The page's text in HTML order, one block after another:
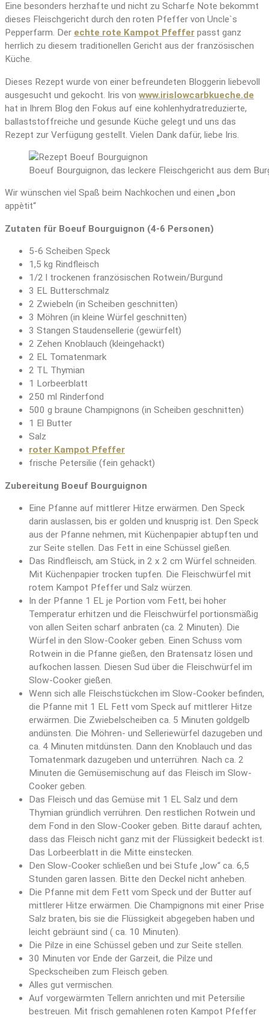
Eine besonders herzhafte und nicht zu Scharfe Note bekommt
dieses Fleischgericht durch den roten Pfeffer von Uncle`s
Pepperfarm. Der echte rote Kampot Pfeffer passt ganz
herrlich zu diesem traditionellen Gericht aus der französischen
Küche.
Dieses Rezept wurde von einer befreundeten Bloggerin liebevoll
ausgesucht und gekocht. Iris von www.irislowcarbkueche.de
hat in Ihrem Blog den Fokus auf eine kohlenhydratreduzierte,
ballaststoffreiche und gesunde Küche gelegt und uns das
Rezept zur Verfügung gestellt. Vielen Dank dafür, liebe Iris.
Boeuf Bourguignon, das leckere Fleischgericht aus dem
Wir wünschen viel Spaß beim Nachkochen und einen „bon
appètit“
Zutaten für Boeuf Bourguignon (4-6 Personen)
5-6 Scheiben Speck
1,5 kg Rindfleisch
1/2 l trockenen französischen Rotwein/Burgund
3 EL Butterschmalz
2 Zwiebeln (in Scheiben geschnitten)
3 Möhren (in kleine Würfel geschnitten)
3 Stangen Staudensellerie (gewürfelt)
2 Zehen Knoblauch (kleingehackt)
2 EL Tomatenmark
2 TL Thymian
1 Lorbeerblatt
250 ml Rinderfond
500 g braune Champignons (in Scheiben geschnitten)
1 El Butter
Salz
roter Kampot Pfeffer
frische Petersilie (fein gehackt)
Zubereitung Boeuf Bourguignon
Eine Pfanne auf mittlerer Hitze erwärmen. Den Speck
darin auslassen, bis er golden und knusprig ist. Den Speck
aus der Pfanne nehmen, mit Küchenpapier abtupften und
zur Seite stellen. Das Fett in eine Schüssel gießen.
Das Rindfleisch, am Stück, in 2 x 2 cm Würfel schneiden.
Mit Küchenpapier trocken tupfen. Die Fleischwürfel mit
rotem Kampot Pfeffer und Salz würzen.
In der Pfanne 1 EL je Portion vom Fett, bei hoher
Temperatur erhitzen und die Fleischwürfel portionsmäßig
von allen Seiten scharf anbraten (ca. 2 Minuten). Die
Würfel in den Slow-Cooker geben. Einen Schuss vom
Rotwein in die Pfanne gießen, den Bratensatz lösen und
aufkochen lassen. Diesen Sud über die Fleischwürfel im
Slow-Cooker gießen.
Wenn sich alle Fleischstückchen im Slow-Cooker befinden,
die Pfanne mit 1 EL Fett vom Speck auf mittlerer Hitze
erwärmen. Die Zwiebelscheiben ca. 5 Minuten goldgelb
andünsten. Die Möhren- und Selleriewürfel dazugeben und
ca. 4 Minuten mitdünsten. Dann den Knoblauch und das
Tomatenmark dazugeben und unterrühren. Nach ca. 2
Minuten die Gemüsemischung auf das Fleisch im Slow-
Cooker geben.
Das Fleisch und das Gemüse mit 1 EL Salz und dem
Thymian gründlich verrühren. Den restlichen Rotwein und
dem Fond in den Slow-Cooker geben. Bitte darauf achten,
dass das Fleisch nicht ganz mit der Flüssigkeit bedeckt ist.
Das Lorbeerblatt in die Mitte einstecken.
Den Slow-Cooker schließen und bei Stufe „low“ ca. 6,5
Stunden garen lassen. Bitte den Deckel nicht anheben.
Die Pfanne mit dem Fett vom Speck und der Butter auf
mittlerer Hitze erwärmen. Die Champignons mit einer Prise
Salz braten, bis sie die Flüssigkeit abgegeben haben und
leicht gebräunt sind ( ca. 10 Minuten).
Die Pilze in eine Schüssel geben und zur Seite stellen.
30 Minuten vor Ende der Garzeit, die Pilze und
Speckscheiben zum Fleisch geben.
Alles gut vermischen.
Auf vorgewärmten Tellern anrichten und mit Petersilie
bestreuen. Mit frisch gemahlenen roten Kampot Pfeffer